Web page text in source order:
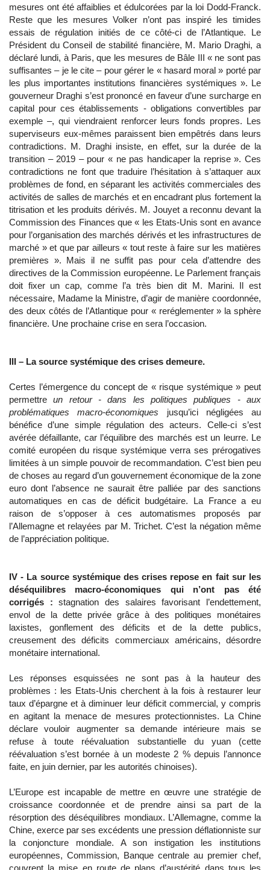
mesures ont été affaiblies et édulcorées par la loi Dodd-Franck.
Reste que les mesures Volker n’ont pas inspiré les timides
essais de régulation initiés de ce côté-ci de l’Atlantique. Le
Président du Conseil de stabilité financière, M. Mario Draghi, a
déclaré lundi, à Paris, que les mesures de Bâle III « ne sont pas
suffisantes – je le cite – pour gérer le « hasard moral » porté par
les plus importantes institutions financières systémiques ». Le
gouverneur Draghi s’est prononcé en faveur d’une surcharge en
capital pour ces établissements - obligations convertibles par
exemple –, qui viendraient renforcer leurs fonds propres. Les
superviseurs eux-mêmes paraissent bien empêtrés dans leurs
contradictions. M. Draghi insiste, en effet, sur la durée de la
transition – 2019 – pour « ne pas handicaper la reprise ». Ces
contradictions ne font que traduire l’hésitation à s’attaquer aux
problèmes de fond, en séparant les activités commerciales des
activités de salles de marchés et en encadrant plus fortement la
titrisation et les produits dérivés. M. Jouyet a reconnu devant la
Commission des Finances que « les Etats-Unis sont en avance
pour l’organisation des marchés dérivés et les infrastructures de
marché » et que par ailleurs « tout reste à faire sur les matières
premières ». Mais il ne suffit pas pour cela d’attendre des
directives de la Commission européenne. Le Parlement français
doit fixer un cap, comme l’a très bien dit M. Marini. Il est
nécessaire, Madame la Ministre, d’agir de manière coordonnée,
des deux côtés de l’Atlantique pour « reréglementer » la sphère
financière. Une prochaine crise en sera l’occasion.
III – La source systémique des crises demeure.
Certes l’émergence du concept de « risque systémique » peut
permettreun retour - dans les politiques publiques - aux
problématiques macro-économiques jusqu’ici négligées au
bénéfice d’une simple régulation des acteurs. Celle-ci s’est
avérée défaillante, car l’équilibre des marchés est un leurre. Le
comité européen du risque systémique verra ses prérogatives
limitées à un simple pouvoir de recommandation. C’est bien peu
de choses au regard d’un gouvernement économique de la zone
euro dont l’absence ne saurait être palliée par des sanctions
automatiques en cas de déficit budgétaire. La France a eu
raison de s’opposer à ces automatismes proposés par
l’Allemagne et relayées par M. Trichet. C’est la négation même
de l’appréciation politique.
IV - La source systémique des crises repose en fait sur les
déséquilibres macro-économiques qui n’ont pas été
corrigés : stagnation des salaires favorisant l’endettement,
envol de la dette privée grâce à des politiques monétaires
laxistes, gonflement des déficits et de la dette publics,
creusement des déficits commerciaux américains, désordre
monétaire international.
Les réponses esquissées ne sont pas à la hauteur des
problèmes : les Etats-Unis cherchent à la fois à restaurer leur
taux d’épargne et à diminuer leur déficit commercial, y compris
en agitant la menace de mesures protectionnistes. La Chine
déclare vouloir augmenter sa demande intérieure mais se
refuse à toute réévaluation substantielle du yuan (cette
réévaluation s’est bornée à un modeste 2 % depuis l’annonce
faite, en juin dernier, par les autorités chinoises).
L’Europe est incapable de mettre en œuvre une stratégie de
croissance coordonnée et de prendre ainsi sa part de la
résorption des déséquilibres mondiaux. L’Allemagne, comme la
Chine, exerce par ses excédents une pression déflationniste sur
la conjoncture mondiale. A son instigation les institutions
européennes, Commission, Banque centrale au premier chef,
couvrent la mise en route de plans d’austérité dans tous les